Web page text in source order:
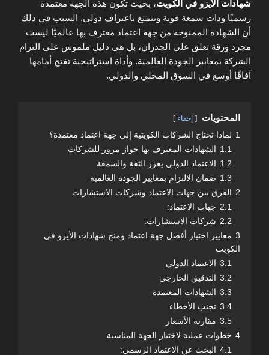
شهادات الأيزو في الكويت، بحيث تكون هذه الجهة معتمدة
رسميًا وذات سمعة قوية وتتمتع باعتراف دولي. السبب في ذلك
أن الشهادة الممنوحة من جهة اعتماد معترف بها عالميًا ليست
مجرد ورقة تعلق على الجدران، بل هي دليل ملموس على التزام
الشركة بمعايير الجودة العالمية. وأداة استراتيجية تفتح أمامها
آفاقًا أوسع في السوق المحلي والدولي.
المحتويات إخفاء
1 لماذا تحتاج الشركات الكويتية إلى جهة اعتماد معتمدة؟
1.1 الشهادات المعترف بها جواز مرور للشركات
1.2 الاعتماد الدولي يعزز الثقة والسمعة
1.3 ضمان الالتزام بمعايير الجودة العالمية
2 الفرق بين جهات الاعتماد وشركات الاستشارات
2.1 جهات الاعتماد:
2.2 شركات الاستشارات:
3 معايير اختيار أفضل جهة اعتماد ومنح شهادات الأيزو في
الكويت
3.1 الاعتماد الدولي
3.2 التدقيق الخارجي
3.3 الشهادات المعتمدة
3.4 تجنب الأخطاء
3.5 مقارنة الأسعار
4 خطوات عملية لاختيار الجهة المناسبة
4.1 البحث عن الاعتماد الرسمي: